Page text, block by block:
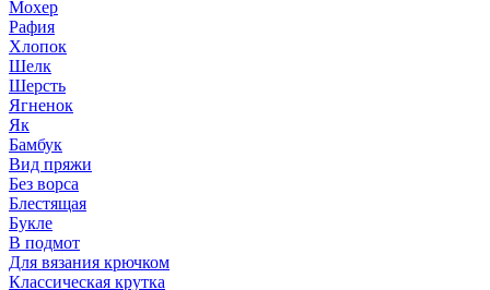
Мохер
Рафия
Хлопок
Шелк
Шерсть
Ягненок
Як
Бамбук
Вид пряжи
Без ворса
Блестящая
Букле
В подмот
Для вязания крючком
Классическая крутка